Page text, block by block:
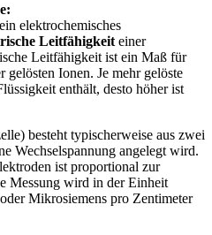
elektrochemisches
Leitfähigkeit einer
Leitfähigkeit ist ein Maß für
Ionen. Je mehr gelöste
enthält, desto höher ist
besteht typischerweise aus zwei
Wechselspannung angelegt wird.
ist proportional zur
Messung wird in der Einheit
Mikrosiemens pro Zentimeter